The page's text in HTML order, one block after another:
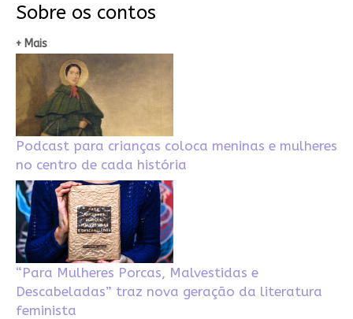
Sobre os contos
+ Mais
Podcast para crianças coloca meninas e mulheres
no centro de cada história
“Para Mulheres Porcas, Malvestidas e
Descabeladas” traz nova geração da literatura
feminista